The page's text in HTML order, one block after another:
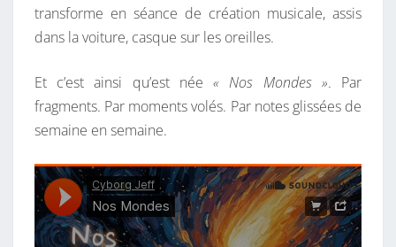
transforme en séance de création musicale, assis
dans la voiture, casque sur les oreilles.
Et c’est ainsi qu’est née« Nos Mondes ». Par
fragments. Par moments volés. Par notes glissées de
semaine en semaine.